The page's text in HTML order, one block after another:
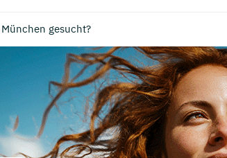
gesucht?